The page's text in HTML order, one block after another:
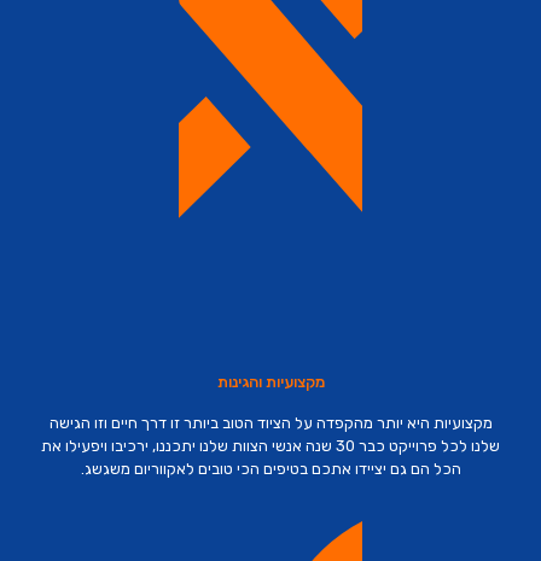
מקצועיות והגינות
מקצועיות היא יותר מהקפדה על הציוד הטוב ביותר זו דרך חיים וזו הגישה
שלנו לכל פרוייקט כבר 30 שנה אנשי הצוות שלנו יתכננו, ירכיבו ויפעילו את
הכל הם גם יציידו אתכם בטיפים הכי טובים לאקווריום משגשג.